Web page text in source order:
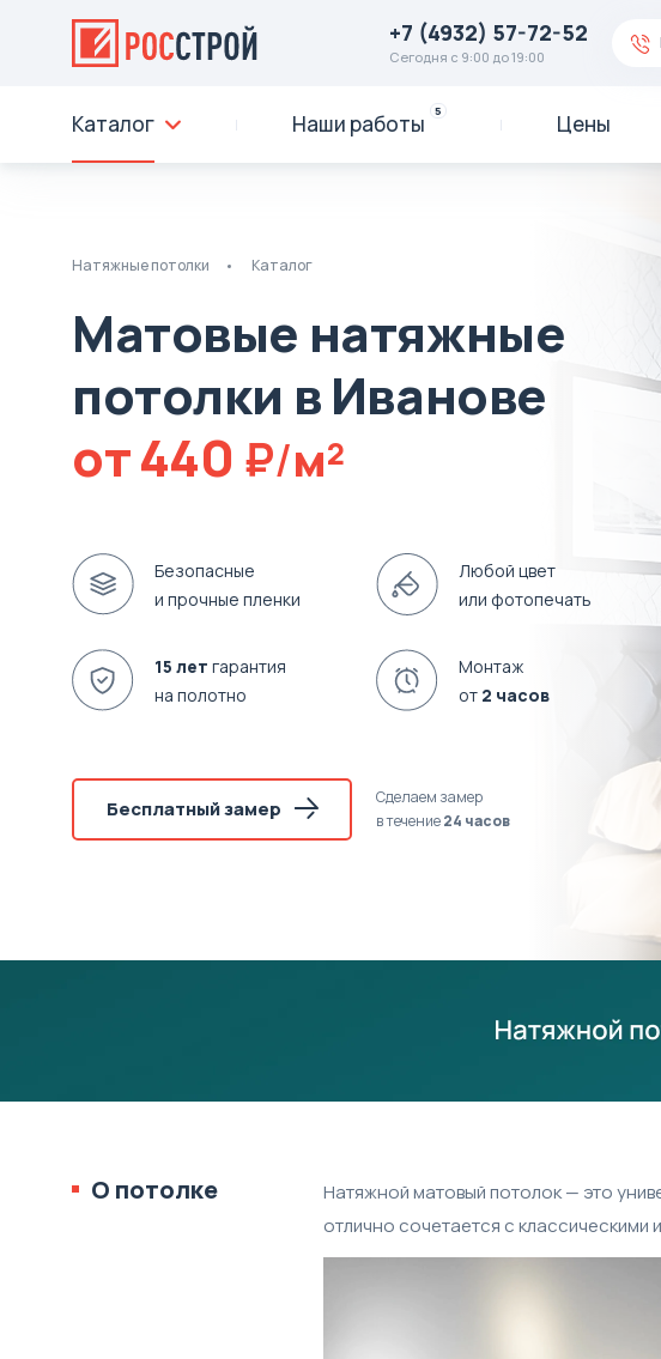
+7 (4932) 57-72-52
Сегодня с 9:00 до 19:00
Каталог Наши работы 5 Цены
Натяжные потолки Каталог
Матовые натяжные
потолки в Иванове
от440 м2
Безопасные
и прочные пленки
Любой цвет
или фотопечать
15 лет гарантия
на полотно
Монтаж
от 2 часов
Бесплатный замер
Сделаем замер
в течение24 часов
О потолке
Натяжной матовый потолок — это
отлично сочетается с